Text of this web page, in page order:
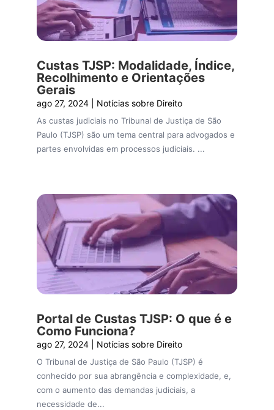
Custas TJSP: Modalidade, Índice,
Recolhimento e Orientações
Gerais
ago 27, 2024| Notícias sobre Direito
As custas judiciais no Tribunal de Justiça de São
Paulo (TJSP) são um tema central para advogados e
partes envolvidas em processos judiciais. ...
Portal de Custas TJSP: O que é e
Como Funciona?
ago 27, 2024| Notícias sobre Direito
O Tribunal de Justiça de São Paulo (TJSP) é
conhecido por sua abrangência e complexidade, e,
com o aumento das demandas judiciais, a
necessidade de...